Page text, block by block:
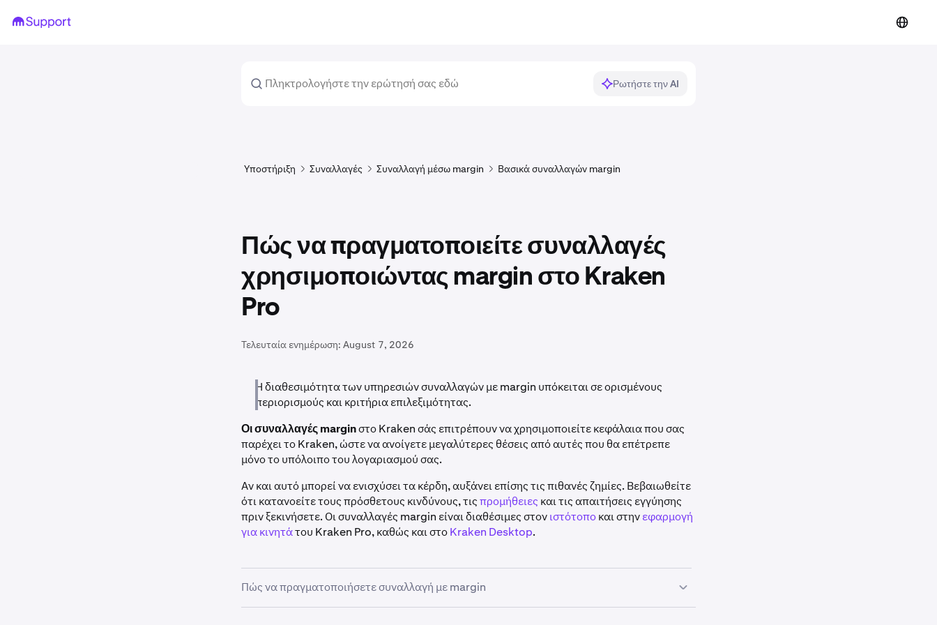
Ρωτήστε την AI
Υποστήριξη Συναλλαγές Συναλλαγή μέσω margin Βασικά συναλλαγών margin
Πώς να πραγματοποιείτε συναλλαγές
χρησιμοποιώντας margin στο Kraken
Pro
Τελευταία ενημέρωση: August 7, 2026
Η διαθεσιμότητα των υπηρεσιών συναλλαγών με margin υπόκειται σε ορισμένους
περιορισμούς και κριτήρια επιλεξιμότητας.
Οι συναλλαγές marginστο Kraken σάς επιτρέπουν να χρησιμοποιείτε κεφάλαια που σας
παρέχει το Kraken, ώστε να ανοίγετε μεγαλύτερες θέσεις από αυτές που θα επέτρεπε
μόνο το υπόλοιπο του λογαριασμού σας.
Αν και αυτό μπορεί να ενισχύσει τα κέρδη, αυξάνει επίσης τις πιθανές ζημίες. Βεβαιωθείτε
ότι κατανοείτε τους πρόσθετους κινδύνους, τιςπρομήθειες και τις απαιτήσεις εγγύησης
πριν ξεκινήσετε. Οι συναλλαγές margin είναι διαθέσιμες στονιστότοποκαι στηνεφαρμογή
για κινητάτου Kraken Pro, καθώς και στοKraken Desktop.
Πώς να πραγματοποιήσετε συναλλαγή με margin